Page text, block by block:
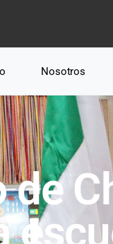
Nosotros
de